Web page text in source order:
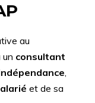
au
un consultant
,
et de sa